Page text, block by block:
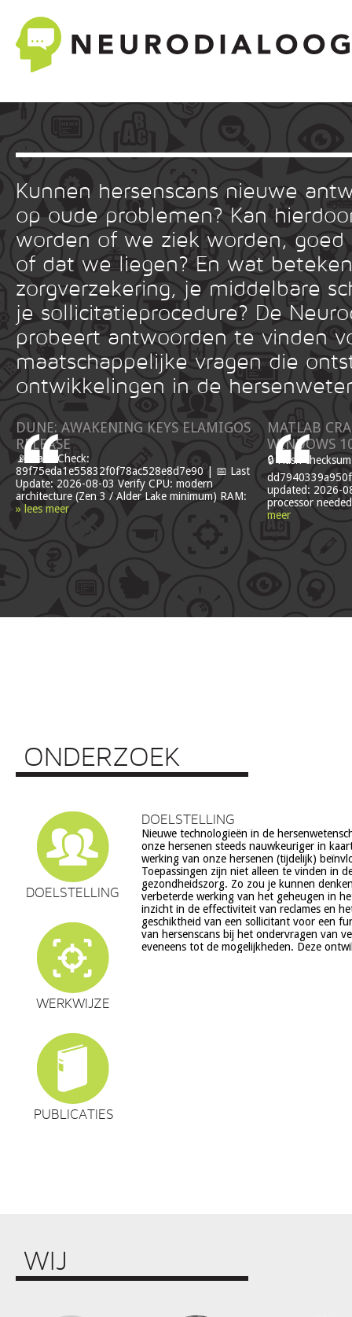
Kunnen hersenscans nieuwe
op oude problemen? Kan
worden of we ziek worden, goed
of dat we liegen? En wat
zorgverzekering, je middelbare
je sollicitatieprocedure? De
probeert antwoorden te vinden
maatschappelijke vragen die
ontwikkelingen in de
DUNE: AWAKENING KEYS ELAMIGOS
RELEASE
📡 Hash Check:
89f75eda1e55832f0f78ac528e8d7e90 | 📅 Last
Update: 2026-08-03 Verify CPU: modern
architecture (Zen 3 / Alder Lake minimum) RAM:
» lees meer
MATLAB
WINDOWS
🔒 Hash
updated: 2026-
processor
meer
ONDERZOEK
DOELSTELLING
WERKWIJZE
PUBLICATIES
DOELSTELLING
Nieuwe technologieën in de
onze hersenen steeds nauwkeuriger in
werking van onze hersenen (tijdelijk)
Toepassingen zijn niet alleen te vinden in
gezondheidszorg. Zo zou je kunnen
verbeterde werking van het geheugen in
inzicht in de effectiviteit van reclames en
geschiktheid van een sollicitant voor een
van hersenscans bij het ondervragen van
eveneens tot de mogelijkheden. Deze
echter ook veel vragen op, onder meer op
ethiek (recht op privacy, gelijkheid,
volksgezondheid (veiligheid) en veranderingen in ons
en waarden stelsel. De beoogde commerciële toepassing
een aantal van deze technologieën is een extra
zorg. Het doel van dit project is om een
verantwoorde ontwikkeling van
hersenwetenschappen te realiseren,
WIJ